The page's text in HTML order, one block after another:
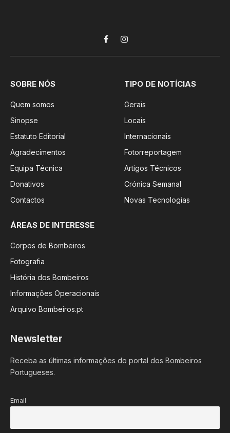
FacebookInstagram
SOBRE NÓS
Quem somos
Sinopse
Estatuto Editorial
Agradecimentos
Equipa Técnica
Donativos
Contactos
TIPO DE NOTÍCIAS
Gerais
Locais
Internacionais
Fotorreportagem
Artigos Técnicos
Crónica Semanal
Novas Tecnologias
ÁREAS DE INTERESSE
Corpos de Bombeiros
Fotografia
História dos Bombeiros
Informações Operacionais
Arquivo Bombeiros.pt
Newsletter
Receba as últimas informações do portal dos Bombeiros
Portugueses.
Email